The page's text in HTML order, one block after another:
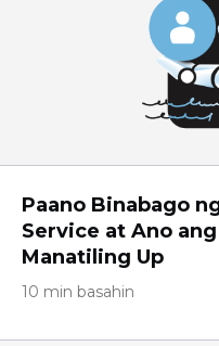
Paano Binabago
Service at Ano
Manatiling Up
10 min basahin